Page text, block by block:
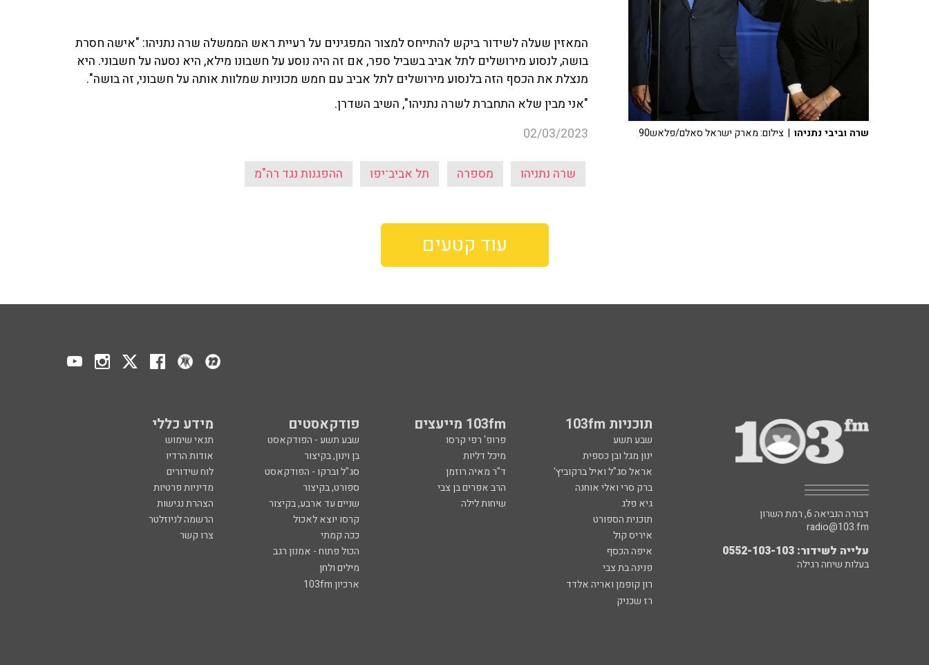
המאזין שעלה לשידור ביקש להתייחס למצור המפגינים על רעיית ראש הממשלה שרה נתניהו: "אישה חסרת
בושה, לנסוע מירושלים לתל אביב בשביל ספר, אם זה היה נוסע על חשבונו מילא, היא נסעה על חשבוני. היא
מנצלת את הכסף הזה בלנסוע מירושלים לתל אביב עם חמש מכוניות שמלוות אותה על חשבוני, זה בושה".
"אני מבין שלא התחברת לשרה נתניהו", השיב השדרן.
02/03/2023
שרה נתניהו מספרה תל אביב־יפו ההפגנות נגד רה"מ
שרה וביבי נתניהו | צילום: מארק ישראל סאלם/פלאש90
עוד קטעים
תוכניות 103fm 103fm מייעצים פודקאסטים מידע כללי
שבע תשע פרופ' רפי קרסו שבע תשע - הפודקאסט
תנאי שימוש
ינון מגל ובן כספית
מיכל דליות בן וינון, בקיצור
אודות הרדיו
אראל סג"ל ואיל ברקוביץ'
ד"ר מאיה רוזמן סג"ל וברקו - הפודקאסט
לוח שידורים
ברק סרי ואלי אוחנה
הרב אפרים בן צבי ספורט, בקיצור
מדיניות פרטיות
גיא פלג
שיחות לילה שניים עד ארבע, בקיצור
הצהרת נגישות
תוכנית הספורט
קרסו יוצא לאכול
הרשמה לניוזלטר
איריס קול
ככה קמתי
צרו קשר
איפה הכסף
הכול פתוח - אמנון רגב
פנינה בת צבי
מילים ולחן
רון קופמן ואריה אלדד
ארכיון 103fm
רז שכניק
דבורה הנביאה 6, רמת השרון
radio@103.fm
עלייה לשידור: 0552-103-103
בעלות שיחה רגילה